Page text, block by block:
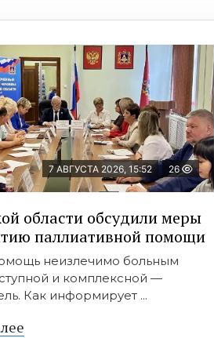
7 АВГУСТА 2026, 15:52 26
области обсудили меры
паллиативной помощи
неизлечимо больным
и комплексной —
Как информирует ...